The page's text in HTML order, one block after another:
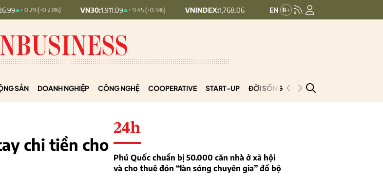
(+0.23%) VN30:1,911.09 + 9.45 (+0.5%) VNINDEX: 1,768.06 + 6.83 (+0.39%) HNX30:455.12
SẢN DOANH NGHIỆP CÔNG NGHỆ COOPERATIVE START-UP ĐỜI SỐNG PODCAST
chi tiền cho
24h
Phú Quốc chuẩn bị 50.000 căn nhà ở xã hội
và cho thuê đón “làn sóng chuyên gia” đổ bộ